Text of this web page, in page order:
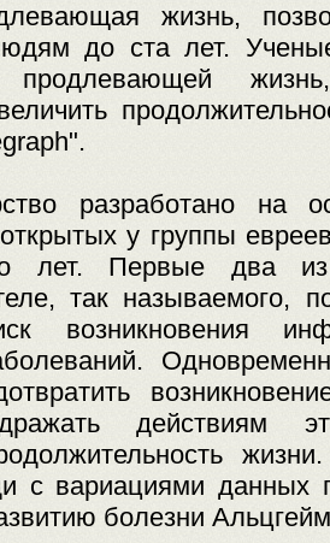
жизнь,
до ста лет.
продлевающей
разработано на
у группы
лет. Первые два из
так называемого,
возникновения
действиям
с вариациями данных
болезни